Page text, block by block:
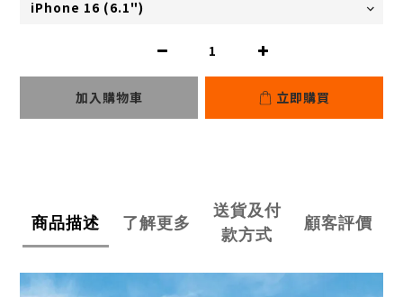
加入購物車 立即購買
商品描述 了解更多
送貨及付
款方式
顧客評價